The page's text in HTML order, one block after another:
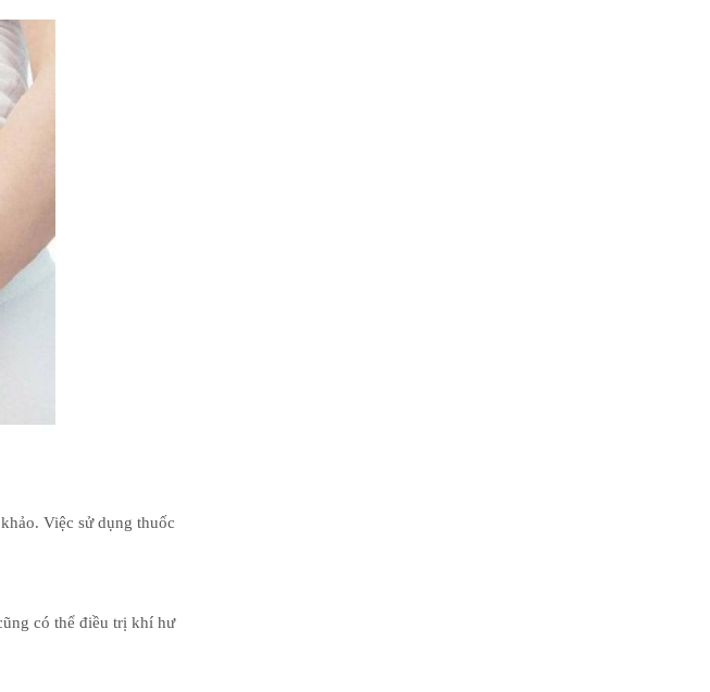
Việc sử dụng thuốc
có thể điều trị khí hư